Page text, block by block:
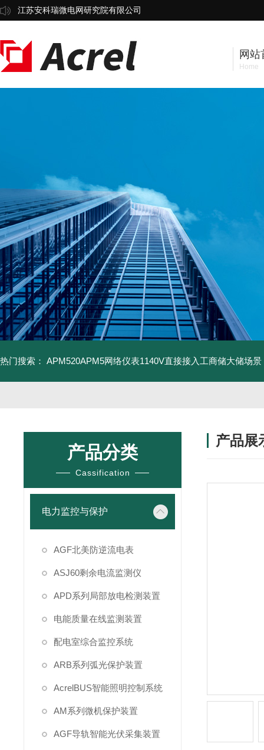
江苏安科瑞微电网研究院有限公司
网站
Home
热门搜索： APM520APM5网络仪表1140V直接接入工商储大储场景
产品分类
Cassification
电力监控与保护
AGF北美防逆流电表
ASJ60剩余电流监测仪
APD系列局部放电检测装置
电能质量在线监测装置
配电室综合监控系统
ARB系列弧光保护装置
AcrelBUS智能照明控制系统
AM系列微机保护装置
AGF导轨智能光伏采集装置
产品展